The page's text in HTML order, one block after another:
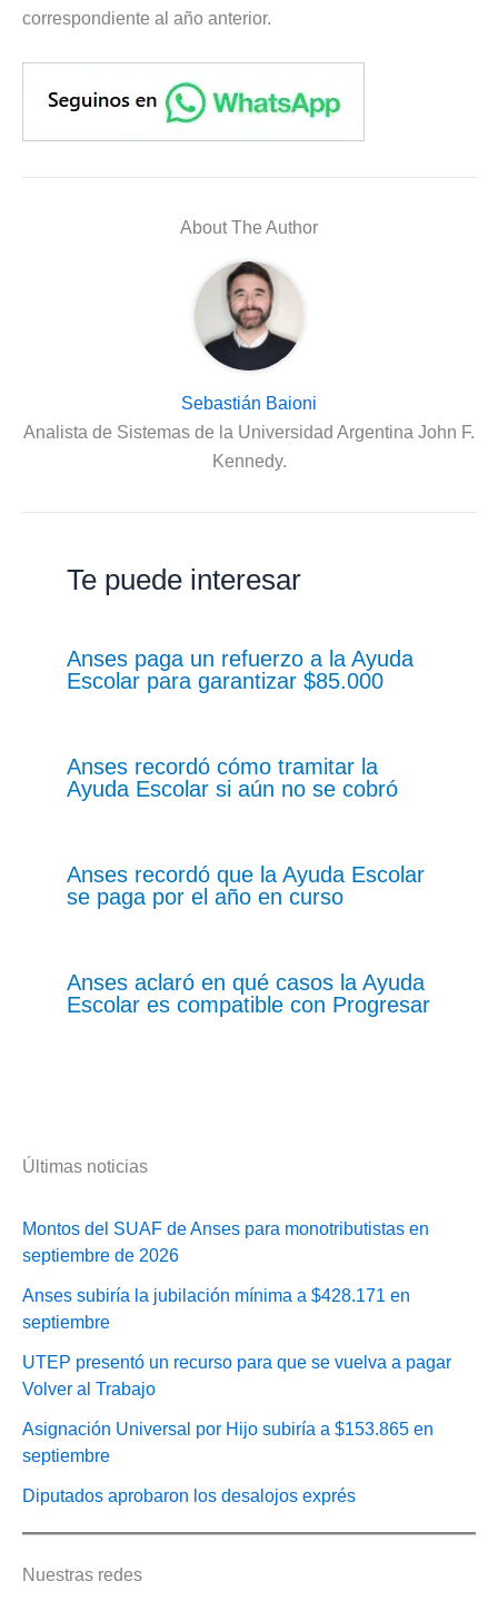
correspondiente al año anterior.
About The Author
Sebastián Baioni
Analista de Sistemas de la Universidad Argentina John F.
Kennedy.
Te puede interesar
Anses paga un refuerzo a la Ayuda
Escolar para garantizar $85.000
Anses recordó cómo tramitar la
Ayuda Escolar si aún no se cobró
Anses recordó que la Ayuda Escolar
se paga por el año en curso
Anses aclaró en qué casos la Ayuda
Escolar es compatible con Progresar
Últimas noticias
Montos del SUAF de Anses para monotributistas en
septiembre de 2026
Anses subiría la jubilación mínima a $428.171 en
septiembre
UTEP presentó un recurso para que se vuelva a pagar
Volver al Trabajo
Asignación Universal por Hijo subiría a $153.865 en
septiembre
Diputados aprobaron los desalojos exprés
Nuestras redes